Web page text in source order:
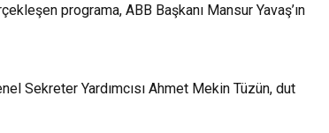
programa, ABB Başkanı Mansur Yavaş’ın
Sekreter Yardımcısı Ahmet Mekin Tüzün, dut